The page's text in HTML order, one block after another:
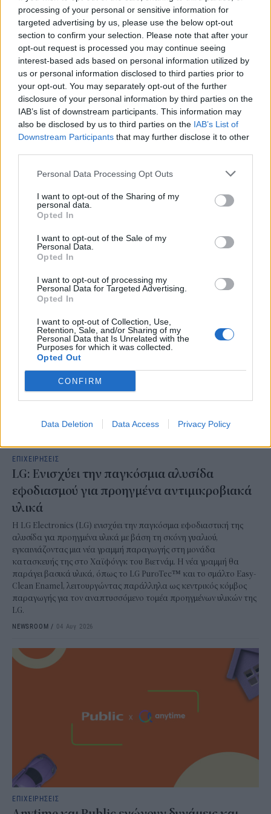
processing of your personal or sensitive information for
targeted advertising by us, please use the below opt-out
section to confirm your selection. Please note that after your
opt-out request is processed you may continue seeing
interest-based ads based on personal information utilized by
us or personal information disclosed to third parties prior to
your opt-out. You may separately opt-out of the further
disclosure of your personal information by third parties on the
IAB’s list of downstream participants. This information may
also be disclosed by us to third parties on the IAB’s List of
Downstream Participants that may further disclose it to other
Personal Data Processing Opt Outs
I want to opt-out of the Sharing of my
personal data.
Opted In
I want to opt-out of the Sale of my
Personal Data.
Opted In
I want to opt-out of processing my
Personal Data for Targeted Advertising.
Opted In
I want to opt-out of Collection, Use,
Retention, Sale, and/or Sharing of my
Personal Data that Is Unrelated with the
Purposes for which it was collected.
Opted Out
CONFIRM
Data Deletion Data Access Privacy Policy
Coca-Cola HBC: Ισχυρό α΄ εξάμηνο με άνοδο
των καθαρών εσόδων κατά 9,6%
Υψηλές επιδόσεις κατέγραψε η Coca-Cola HBC AG στο πρώτο
εξάμηνο του 2026, καταγράφοντας διψήφια άνοδο τόσο στα
έσοδα όσο και στη λειτουργική κερδοφορία. Στην επίδοση αυτή
συνέβαλαν η αύξηση του όγκου πωλήσεων, η περαιτέρω
ενδυνάμωση του προϊοντικού χαρτοφυλακίου και οι στοχευμένες
NEWSROOM/05 Αυγ 2026
ΕΠΙΧΕΙΡΗΣΕΙΣ
LG: Ενισχύει την παγκόσμια αλυσίδα
εφοδιασμού για προηγμένα αντιμικροβιακά
υλικά
Η LG Electronics (LG) ενισχύει την παγκόσμια εφοδιαστική της
αλυσίδα για προηγμένα υλικά με βάση τη σκόνη γυαλιού,
εγκαινιάζοντας μια νέα γραμμή παραγωγής στη μονάδα
κατασκευής της στο Χαϊφόνγκ του Βιετνάμ. Η νέα γραμμή θα
παράγει βασικά υλικά, όπως το LG PuroTec™ και το σμάλτο Easy-
Clean Enamel, λειτουργώντας παράλληλα ως κεντρικός κόμβος
παραγωγής για τον αναπτυσσόμενο τομέα προηγμένων υλικών της
LG.
NEWSROOM / 04 Αυγ 2026
ΕΠΙΧΕΙΡΗΣΕΙΣ